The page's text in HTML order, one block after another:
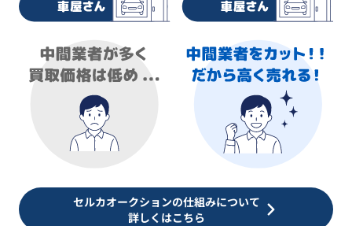
セルカオークションの仕組みについて
詳しくはこちら